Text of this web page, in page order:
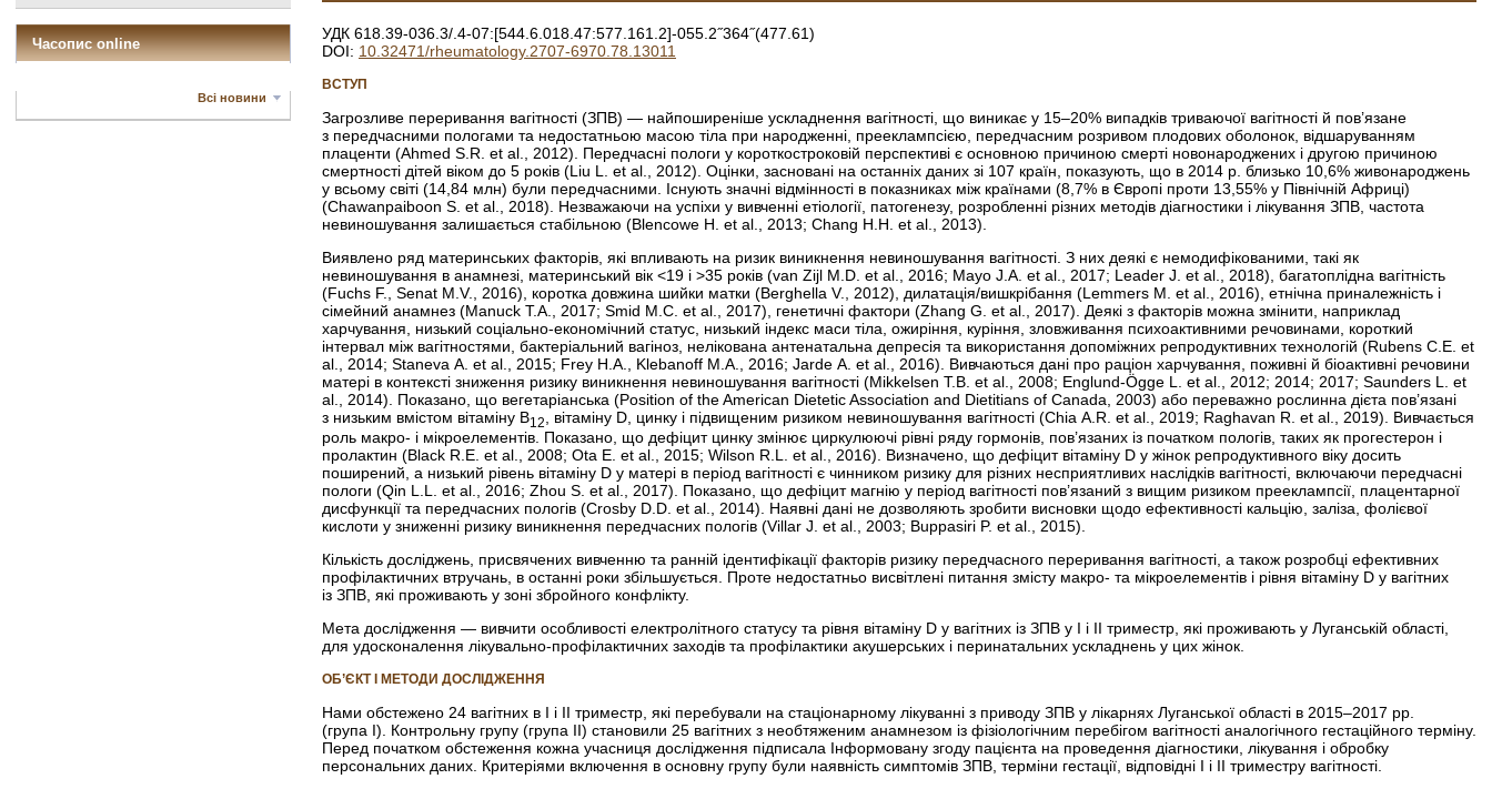
Часопис online
Всі новини
УДК 618.39-036.3/.4-07:[544.6.018.47:577.161.2]-055.2˝364˝(477.61)
DOI: 10.32471/rheumatology.2707-6970.78.13011
ВСТУП
Загрозливе переривання вагітності (ЗПВ) — найпоширеніше ускладнення вагітності, що виникає у 15–20% випадків триваючої вагітності й пов’язане
з передчасними пологами та недостатньою масою тіла при народженні, прееклампсією, передчасним розривом плодових оболонок, відшаруванням
плаценти (Ahmed S.R. et al., 2012). Передчасні пологи у короткостроковій перспективі є основною причиною смерті новонароджених і другою причиною
смертності дітей віком до 5 років (Liu L. et al., 2012). Оцінки, засновані на останніх даних зі 107 країн, показують, що в 2014 р. близько 10,6% живонароджень
у всьому світі (14,84 млн) були передчасними. Існують значні відмінності в показниках між країнами (8,7% в Європі проти 13,55% у Північній Африці)
(Chawanpaiboon S. et al., 2018). Незважаючи на успіхи у вивченні етіології, патогенезу, розроб­ленні різних методів діагностики і лікування ЗПВ, частота
невиношування залишається стабільною (Blencowe H. et al., 2013; Chang H.H. et al., 2013).
Виявлено ряд материнських факторів, які впливають на ризик виникнення невиношування вагітності. З них деякі є немодифікованими, такі як
невиношування в анамнезі, материнський вік <19 і >35 років (van Zijl M.D. et al., 2016; Mayo J.A. et al., 2017; Leader J. et al., 2018), багатоплідна вагітність
(Fuchs F., Senat M.V., 2016), коротка довжина шийки матки (Berghella V., 2012), дилатація/­вишкрібання (Lemmers M. et al., 2016), етнічна приналежність і
сімейний анамнез (Manuck T.A., 2017; Smid M.C. et al., 2017), генетичні фактори (Zhang G. et al., 2017). Деякі з факторів можна змінити, наприклад
харчування, низький соціально-економічний статус, низький індекс маси тіла, ожиріння, куріння, зловживання психоактивними речовинами, короткий
інтервал між вагітностями, бактеріальний вагіноз, нелікована антенатальна депресія та використання допоміжних репродуктивних технологій (Rubens C.E. et
al., 2014; Staneva A. et al., 2015; Frey H.A., Klebanoff M.A., 2016; Jarde A. et al., 2016). Вивчаються дані про раціон харчування, поживні й біоактивні речовини
матері в контексті зниження ризику виникнення невиношування вагітності (Mikkelsen T.B. et al., 2008; Englund-Ögge L. et al., 2012; 2014; 2017; Saunders L. et
al., 2014). Показано, що вегетаріанська (Position of the American Diete­tic Association and Dietitians of Canada, 2003) або переважно рослинна дієта пов’язані
з низьким вмістом вітаміну B12
, вітаміну D, цинку і підвищеним ризиком невиношування вагітності (Chia A.R. et al., 2019; Raghavan R. et al., 2019). Вивчається
роль макро- і мікроелементів. Показано, що дефіцит цинку змінює циркулюючі рівні ряду гормонів, пов’язаних із початком пологів, таких як прогестерон і
пролактин (Black R.E. et al., 2008; Ota E. et al., 2015; Wilson R.L. et al., 2016). Визначено, що дефіцит вітаміну D у жінок репродуктивного віку досить
поширений, а низький рівень вітаміну D у матері в період вагітності є чинником ризику для різних несприятливих наслідків вагітності, включаючи передчасні
пологи (Qin L.L. et al., 2016; Zhou S. et al., 2017). Показано, що дефіцит магнію у період вагітності пов’язаний з вищим ризиком прееклампсії, плацентарної
дисфункції та передчасних пологів (Crosby D.D. et al., 2014). Наявні дані не дозволяють зробити висновки щодо ефективності кальцію, заліза, фолієвої
кислоти у зниженні ризику виникнення передчасних пологів (Villar J. et al., 2003; Buppasiri P. et al., 2015).
Кількість досліджень, присвячених вивченню та ранній ідентифікації факторів ризику передчасного переривання вагітності, а також розробці ефективних
профілактичних втручань, в останні роки збільшується. Проте недостатньо висвітлені питання змісту макро- та мікроелементів і рівня вітаміну D у вагітних
із ЗПВ, які проживають у зоні збройного конфлікту.
Мета дослідження — вивчити особливості електролітного статусу та рівня вітаміну D у вагітних із ЗПВ у I і II триместр, які проживають у Луганській області,
для удосконалення лікувально-профілактичних заходів та профілактики акушерських і перинатальних ускладнень у цих жінок.
ОБ’ЄКТ І МЕТОДИ ДОСЛІДЖЕННЯ
Нами обстежено 24 вагітних в I і II триместр, які перебували на стаціонарному лікуванні з приводу ЗПВ у лікарнях Луганської області в 2015–2017 рр.
(група I). Контрольну групу (група II) становили 25 вагітних з необтяженим анамнезом із фізіологічним перебігом вагітності аналогічного гестаційного терміну.
Перед початком обстеження кожна учасниця дослідження підписала Інформовану згоду пацієнта на проведення діагностики, лікування і обробку
персональних даних. Критеріями включення в основну групу були наявність симптомів ЗПВ, терміни гестації, відповідні I і II триместру вагітності.